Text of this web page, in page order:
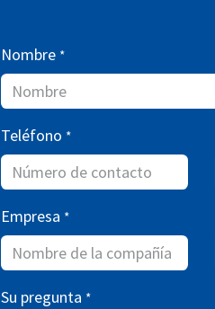
Nombre *
Teléfono *
Empresa *
Su pregunta *